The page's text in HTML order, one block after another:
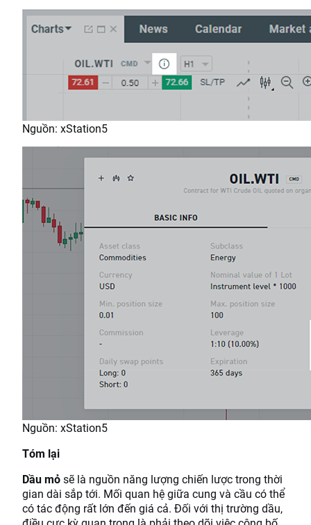
Nguồn: xStation5
Nguồn: xStation5
Tóm lại
Dầu mỏsẽ là nguồn năng lượng chiến lược trong thời
gian dài sắp tới. Mối quan hệ giữa cung và cầu có thể
có tác động rất lớn đến giá cả. Đối với thị trường dầu,